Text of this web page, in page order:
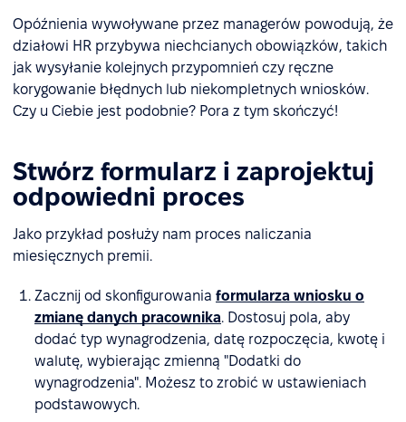
Opóźnienia wywoływane przez managerów powodują, że
działowi HR przybywa niechcianych obowiązków, takich
jak wysyłanie kolejnych przypomnień czy ręczne
korygowanie błędnych lub niekompletnych wniosków.
Czy u Ciebie jest podobnie? Pora z tym skończyć!
Stwórz formularz i zaprojektuj
odpowiedni proces
Jako przykład posłuży nam proces naliczania
miesięcznych premii.
Zacznij od skonfigurowania formularza wniosku o
zmianę danych pracownika. Dostosuj pola, aby
dodać typ wynagrodzenia, datę rozpoczęcia, kwotę i
walutę, wybierając zmienną "Dodatki do
wynagrodzenia". Możesz to zrobić w ustawieniach
podstawowych.